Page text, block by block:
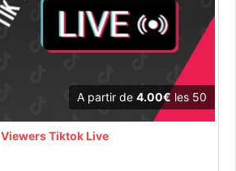
A partir de 4.00€ les 50
Viewers Tiktok Live